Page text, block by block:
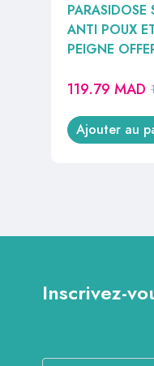
PARASIDOSE
ANTI POUX
PEIGNE
119.79 MAD
Ajouter au
Inscrivez-